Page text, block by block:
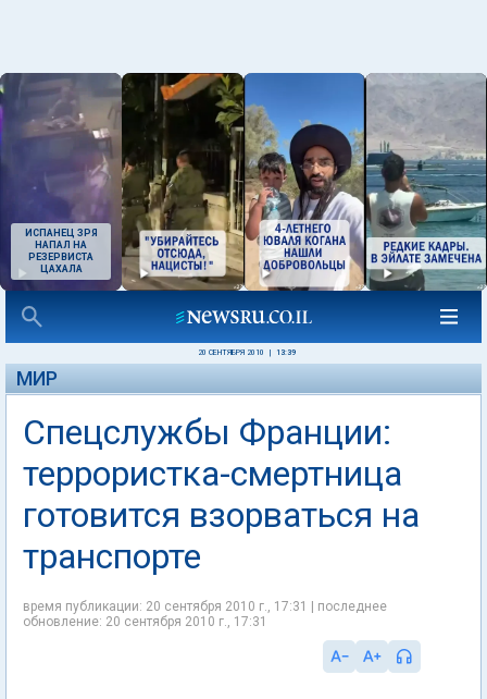
ИСПАНЕЦ ЗРЯ
НАПАЛ НА
РЕЗЕРВИСТА
ЦАХАЛА
20 СЕНТЯБРЯ 2010 13:39
МИР
Спецслужбы Франции:
террористка-смертница
готовится взорваться на
транспорте
время публикации: 20 сентября 2010 г., 17:31 | последнее
обновление: 20 сентября 2010 г., 17:31